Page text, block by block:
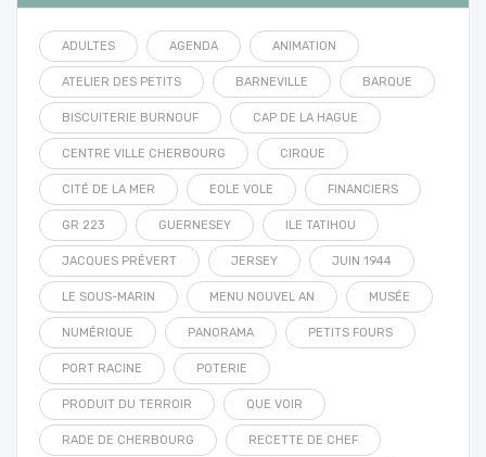
ADULTES AGENDA ANIMATION
ATELIER DES PETITS BARNEVILLE BARQUE
BISCUITERIE BURNOUF CAP DE LA HAGUE
CENTRE VILLE CHERBOURG CIRQUE
CITÉ DE LA MER EOLE VOLE FINANCIERS
GR 223 GUERNESEY ILE TATIHOU
JACQUES PRÉVERT JERSEY JUIN 1944
LE SOUS-MARIN MENU NOUVEL AN MUSÉE
NUMÉRIQUE PANORAMA PETITS FOURS
PORT RACINE POTERIE
PRODUIT DU TERROIR QUE VOIR
RADE DE CHERBOURG RECETTE DE CHEF